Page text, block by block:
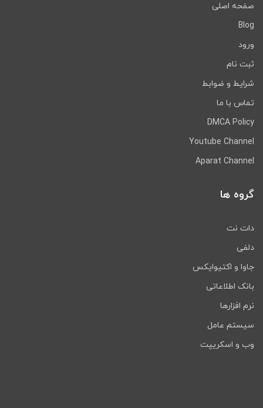
صفحه اصلی
Blog
ورود
ثبت نام
شرایط و ضوابط
تماس با ما
DMCA Policy
Youtube Channel
Aparat Channel
گروه ها
دات نت
دلفی
جاوا و اکتیوایکس
بانک اطلاعاتی
نرم افزارها
سیستم عامل
وب و اسکریپت